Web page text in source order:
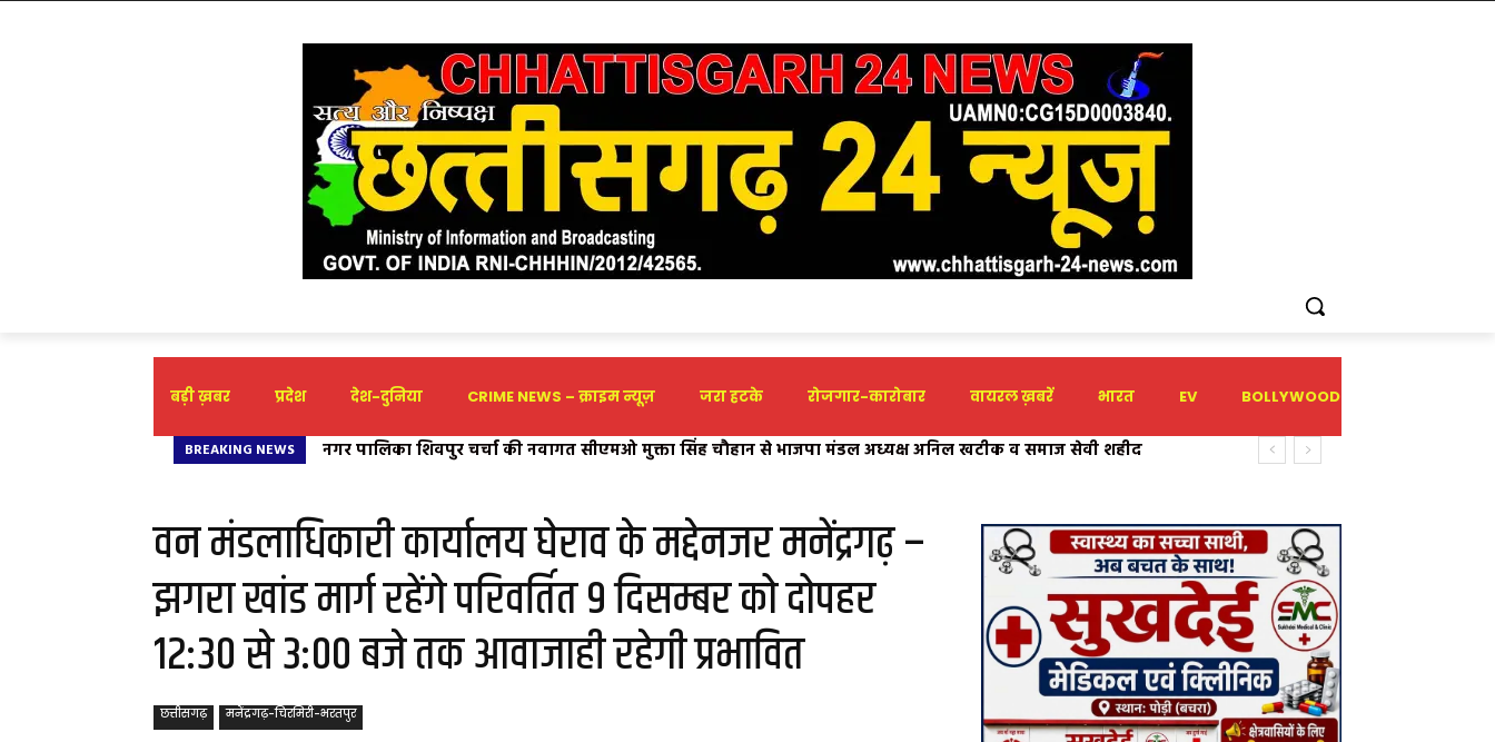
बड़ी ख़बर प्रदेश देश-दुनिया CRIME NEWS – क्राइम न्यूज़ जरा हटके रोजगार-कारोबार वायरल ख़बरें भारत EV BOLLYWOOD
BREAKING NEWS
नगर पालिका शिवपुर चर्चा की नवागत सीएमओ मुक्ता सिंह चौहान से भाजपा मंडल अध्यक्ष अनिल खटीक व समाज सेवी शहीद
महंगी बिजली और स्मार्ट मीटर की लूट के खिलाफ कांग्रेस का उग्र जन-आंदोलन; पूर्व विधायक गुलाब कमरो के नेतृत्व में वार्ड 17 में
वन मंडलाधिकारी कार्यालय घेराव के मद्देनजर मनेंद्रगढ़ –
झगरा खांड मार्ग रहेंगे परिवर्तित 9 दिसम्बर को दोपहर
12:30 से 3:00 बजे तक आवाजाही रहेगी प्रभावित
छत्तीसगढ़ मनेंद्रगढ़-चिरमिरी-भरतपुर